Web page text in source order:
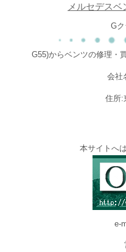
メルセデス
G
G55)からベンツの修理・
会社
住所:
本サイトへ
e-